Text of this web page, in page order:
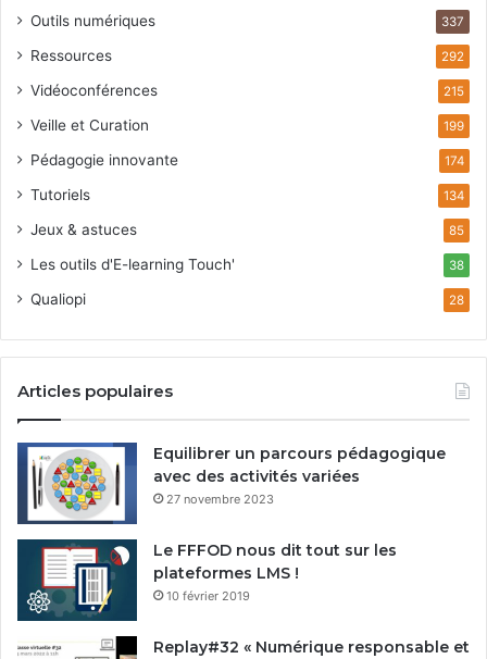
Outils numériques 337
Ressources 292
Vidéoconférences 215
Veille et Curation 199
Pédagogie innovante 174
Tutoriels 134
Jeux & astuces 85
Les outils d'E-learning Touch' 38
Qualiopi 28
Articles populaires
Equilibrer un parcours pédagogique
avec des activités variées
27 novembre 2023
Le FFFOD nous dit tout sur les
plateformes LMS !
10 février 2019
Replay#32 « Numérique responsable et